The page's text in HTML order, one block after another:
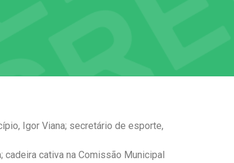
Igor Viana; secretário de esporte,
cativa na Comissão Municipal